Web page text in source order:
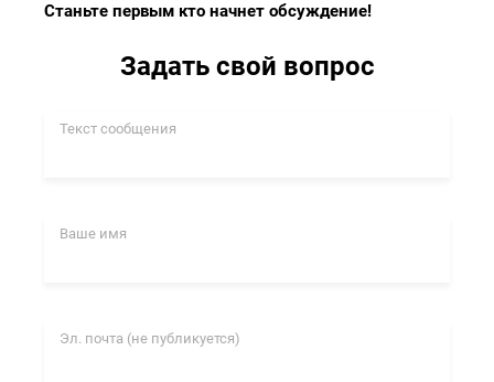
Станьте первым кто начнет обсуждение!
Задать свой вопрос
Текст сообщения
Ваше имя
Эл. почта (не публикуется)